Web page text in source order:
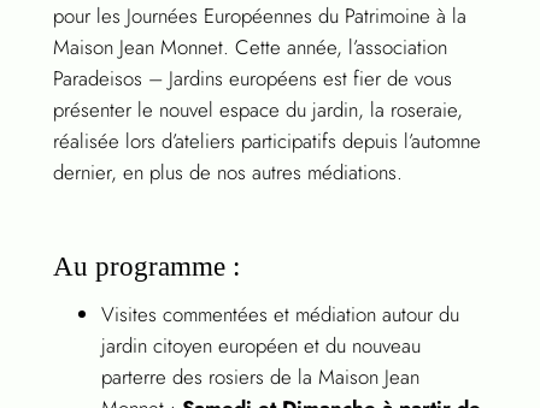
pour les Journées Européennes du Patrimoine à la
Maison Jean Monnet. Cette année, l’association
Paradeisos – Jardins européens est fier de vous
présenter le nouvel espace du jardin, la roseraie,
réalisée lors d’ateliers participatifs depuis l’automne
dernier, en plus de nos autres médiations.
Au programme :
Visites commentées et médiation autour du
jardin citoyen européen et du nouveau
parterre des rosiers de la Maison Jean